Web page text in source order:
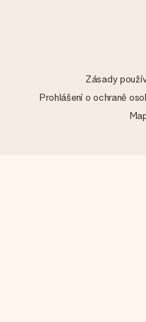
Zásady
Prohlášení o ochraně